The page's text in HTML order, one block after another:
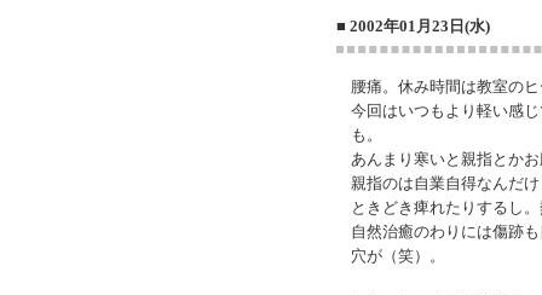
■ 2002年01月23日(水)
腰痛。休み時間は教室の
今回はいつもより軽い感
も。
あんまり寒いと親指とか
親指のは自業自得なんだ
ときどき痺れたりするし
自然治癒のわりには傷跡
穴が（笑）。